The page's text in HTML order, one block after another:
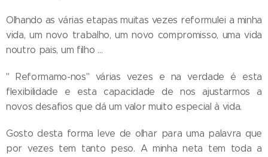
Olhando as várias etapas muitas vezes reformulei a minha
vida, um novo trabalho, um novo compromisso, uma vida
noutro pais, um filho …
" Reformamo-nos" várias vezes e na verdade é esta
flexibilidade e esta capacidade de nos ajustarmos a
novos desafios que dá um valor muito especial à vida.
Gosto desta forma leve de olhar para uma palavra que
por vezes tem tanto peso. A minha neta tem toda a